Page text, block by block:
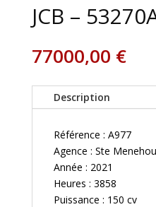
JCB –
77000,00 €
Description
Référence : A977
Agence : Ste
Année : 2021
Heures : 3858
Puissance : 150 cv